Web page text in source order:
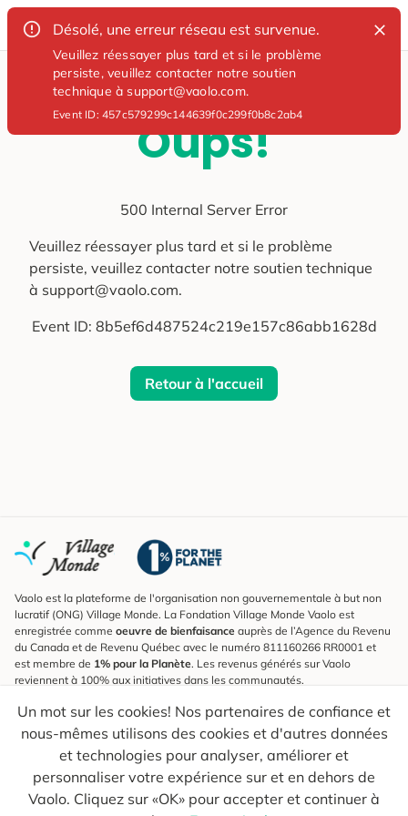
Désolé, une erreur réseau est survenue.
Veuillez réessayer plus tard et si le problème
persiste, veuillez contacter notre soutien
technique à support@vaolo.com.
Event ID:457c579299c144639f0c299f0b8c2ab4
Oups!
500 Internal Server Error
Veuillez réessayer plus tard et si le problème
persiste, veuillez contacter notre soutien technique
à support@vaolo.com.
Event ID: 8b5ef6d487524c219e157c86abb1628d
Retour à l'accueil
Un mot sur les cookies! Nos partenaires de confiance et
nous-mêmes utilisons des cookies et d'autres données
et technologies pour analyser, améliorer et
personnaliser votre expérience sur et en dehors de
Vaolo. Cliquez sur «OK» pour accepter et continuer à
Vaolo est la plateforme de l'organisation non gouvernementale à but non
lucratif (ONG) Village Monde. La Fondation Village Monde Vaolo est
enregistrée comme oeuvre de bienfaisance auprès de l’Agence du Revenu
du Canada et de Revenu Québec avec le numéro 811160266 RR0001 et
est membre de 1% pour la Planète. Les revenus générés sur Vaolo
reviennent à 100% aux initiatives dans les communautés.
S'inscrire à l'infolettre
Pour connaître les nouveautés, suivre nos explorateurs et recevoir des
astuces pour des voyages plus conscients.
Ton courriel Envoyer